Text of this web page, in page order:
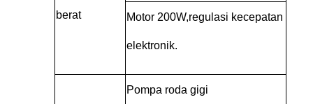
berat Motor 200W,regulasi kecepatan
elektronik.
Pompa roda gigi